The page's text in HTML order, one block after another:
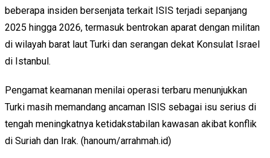
beberapa insiden bersenjata terkait ISIS terjadi sepanjang
2025 hingga 2026, termasuk bentrokan aparat dengan militan
di wilayah barat laut Turki dan serangan dekat Konsulat Israel
di Istanbul.
Pengamat keamanan menilai operasi terbaru menunjukkan
Turki masih memandang ancaman ISIS sebagai isu serius di
tengah meningkatnya ketidakstabilan kawasan akibat konflik
di Suriah dan Irak. (hanoum/arrahmah.id)